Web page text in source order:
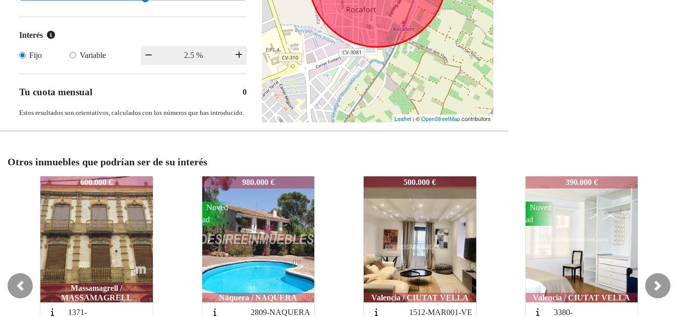
Interés
Fijo Variable
Tu cuota mensual 0
Estos resultados son orientativos, calculados con los números que has introducido.
Leaflet | ©OpenStreetMapcontributors
Otros inmuebles que podrían ser de su interés
3860-ROCAFORT-001
980.000 €
Náquera / NAQUERA
Noved
ad
3860-ROCAFORT-001
500.000 €
Valencia / CIUTAT VELLA
1512-MAR001-VE
3860-ROCAFORT-001
390.000 €
Valencia / CIUTAT VELLA
Noved
3380-
3860-ROCAFORT-001
925.000 €
Valencia / PLA DEL REMEI
Previous Next